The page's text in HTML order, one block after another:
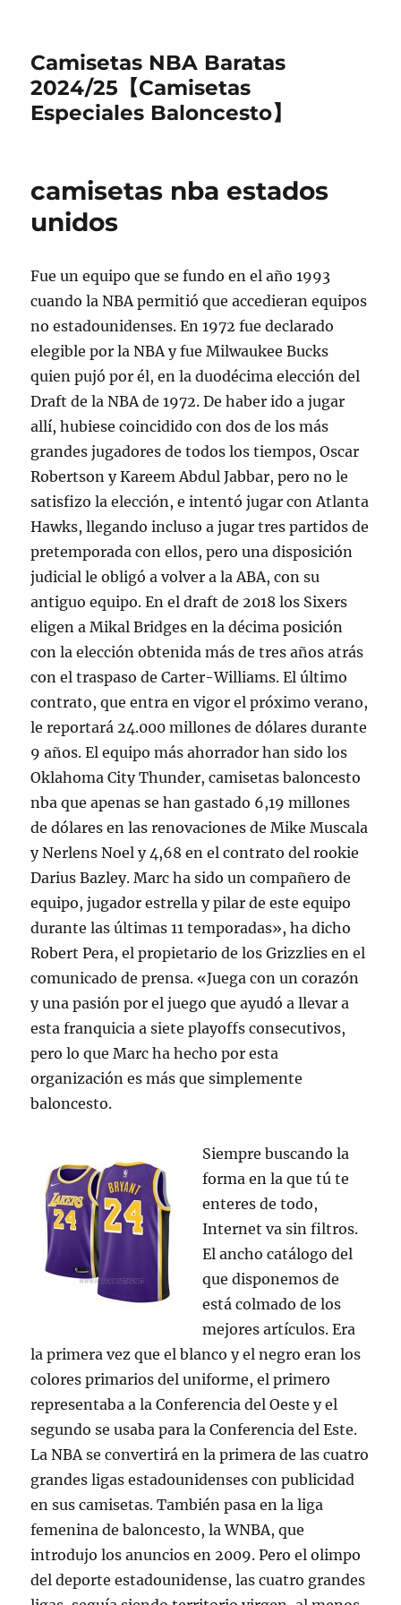
Camisetas NBA Baratas
2024/25【Camisetas
Especiales Baloncesto】
camisetas nba estados
unidos
Fue un equipo que se fundo en el año 1993
cuando la NBA permitió que accedieran equipos
no estadounidenses. En 1972 fue declarado
elegible por la NBA y fue Milwaukee Bucks
quien pujó por él, en la duodécima elección del
Draft de la NBA de 1972. De haber ido a jugar
allí, hubiese coincidido con dos de los más
grandes jugadores de todos los tiempos, Oscar
Robertson y Kareem Abdul Jabbar, pero no le
satisfizo la elección, e intentó jugar con Atlanta
Hawks, llegando incluso a jugar tres partidos de
pretemporada con ellos, pero una disposición
judicial le obligó a volver a la ABA, con su
antiguo equipo. En el draft de 2018 los Sixers
eligen a Mikal Bridges en la décima posición
con la elección obtenida más de tres años atrás
con el traspaso de Carter-Williams. El último
contrato, que entra en vigor el próximo verano,
le reportará 24.000 millones de dólares durante
9 años. El equipo más ahorrador han sido los
Oklahoma City Thunder, camisetas baloncesto
nba que apenas se han gastado 6,19 millones
de dólares en las renovaciones de Mike Muscala
y Nerlens Noel y 4,68 en el contrato del rookie
Darius Bazley. Marc ha sido un compañero de
equipo, jugador estrella y pilar de este equipo
durante las últimas 11 temporadas», ha dicho
Robert Pera, el propietario de los Grizzlies en el
comunicado de prensa. «Juega con un corazón
y una pasión por el juego que ayudó a llevar a
esta franquicia a siete playoffs consecutivos,
pero lo que Marc ha hecho por esta
organización es más que simplemente
baloncesto.
Siempre buscando la
forma en la que tú te
enteres de todo,
Internet va sin filtros.
El ancho catálogo del
que disponemos de
está colmado de los
mejores artículos. Era
la primera vez que el blanco y el negro eran los
colores primarios del uniforme, el primero
representaba a la Conferencia del Oeste y el
segundo se usaba para la Conferencia del Este.
La NBA se convertirá en la primera de las cuatro
grandes ligas estadounidenses con publicidad
en sus camisetas. También pasa en la liga
femenina de baloncesto, la WNBA, que
introdujo los anuncios en 2009. Pero el olimpo
del deporte estadounidense, las cuatro grandes